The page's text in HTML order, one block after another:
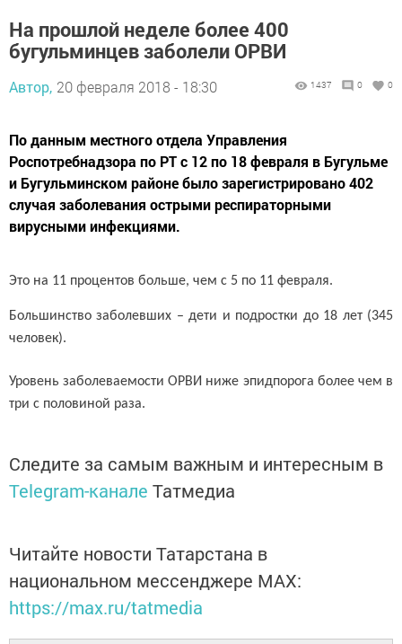
На прошлой неделе более 400
бугульминцев заболели ОРВИ
Автор, 20 февраля 2018 - 18:30 1437 0 0
По данным местного отдела Управления
Роспотребнадзора по РТ с 12 по 18 февраля в Бугульме
и Бугульминском районе было зарегистрировано 402
случая заболевания острыми респираторными
вирусными инфекциями.
Это на 11 процентов больше, чем с 5 по 11 февраля.
Большинство заболевших – дети и подростки до 18 лет (345
человек).
Уровень заболеваемости ОРВИ ниже эпидпорога более чем в
три с половиной раза.
Следите за самым важным и интересным в
Telegram-канале Татмедиа
Читайте новости Татарстана в
национальном мессенджере MАХ:
https://max.ru/tatmedia